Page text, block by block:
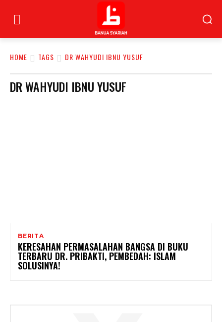
HOME TAGS DR WAHYUDI IBNU YUSUF
DR WAHYUDI IBNU YUSUF
BERITA
KERESAHAN PERMASALAHAN BANGSA DI BUKU
TERBARU DR. PRIBAKTI, PEMBEDAH: ISLAM
SOLUSINYA!